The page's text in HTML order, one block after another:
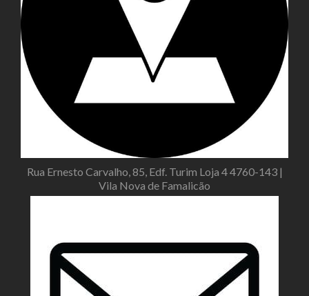
Rua Ernesto Carvalho, 85, Edf. Turim Loja 4 4760-143 |
Vila Nova de Famalicão